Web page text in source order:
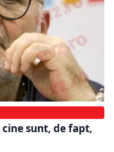
sunt, de fapt,